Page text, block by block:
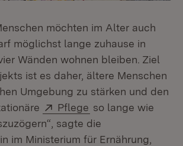
möchten im Alter auch
möglichst lange zuhause in
Wänden wohnen bleiben. Ziel
ist es daher, ältere Menschen
Umgebung zu stärken und den
Extern:
Pflege (Öffnet in neuem
so lange wie
sagte die
im Ministerium für Ernährung,